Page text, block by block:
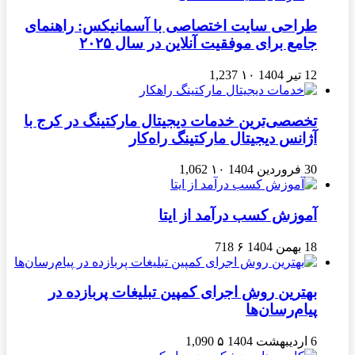
طراحی سایت اختصاصی با آسمانیکس: راهنمای
جامع برای موفقیت آنلاین در سال ۲۰۲۵
12 تیر 1404 ۱۰ 1,237
تخصصی‌ترین خدمات دیجیتال مارکتینگ در کرج با
آژانس دیجیتال مارکتینگ راه‌کار
30 فروردین 1404 ۱۰ 1,062
آموزش کسب درآمد از ایتا
18 بهمن 1404 ۶ 718
بهترین روش اجرای کمپین تبلیغات پربازده در
پیام‌رسان‌ها
6 اردیبهشت 1404 ۵ 1,090